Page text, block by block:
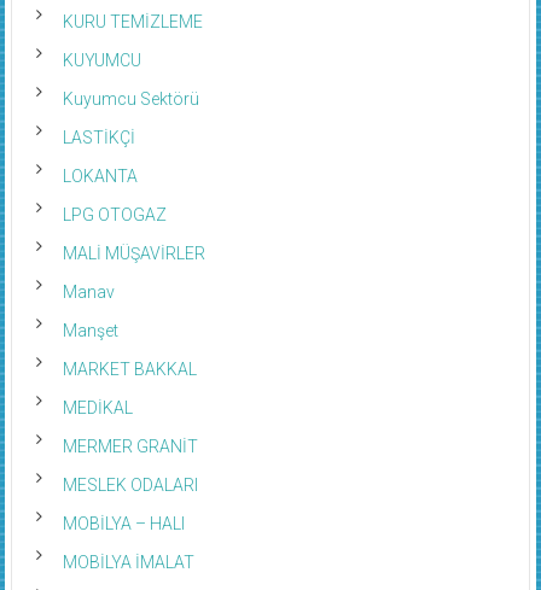
KURU TEMİZLEME
KUYUMCU
Kuyumcu Sektörü
LASTİKÇİ
LOKANTA
LPG OTOGAZ
MALİ MÜŞAVİRLER
Manav
Manşet
MARKET BAKKAL
MEDİKAL
MERMER GRANİT
MESLEK ODALARI
MOBİLYA – HALI
MOBİLYA İMALAT